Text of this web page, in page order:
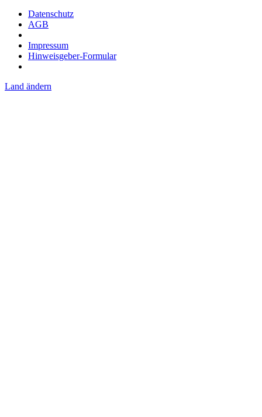
Datenschutz
AGB
Impressum
Hinweisgeber-Formular
Land ändern